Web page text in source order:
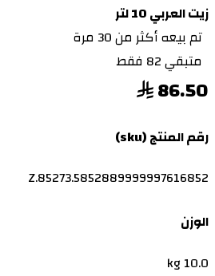
زيت العربي 10 لتر
تم بيعه أكثر من 30 مرة
متبقي 82 فقط
86.50
رقم المنتج (sku)
Z.85273.5852889999997616852
الوزن
10.0 kg